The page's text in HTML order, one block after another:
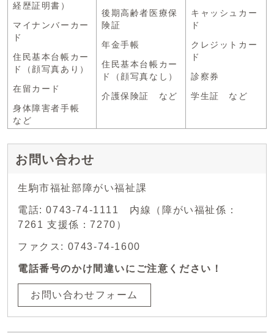
経歴証明書）
マイナンバーカー
ド
住民基本台帳カー
ド（顔写真あり）
在留カード
身体障害者手帳
など
後期高齢者医療保
険証
年金手帳
住民基本台帳カー
ド（顔写真なし）
介護保険証 など
キャッシュカー
ド
クレジットカー
ド
診察券
学生証 など
お問い合わせ
生駒市福祉部障がい福祉課
電話: 0743-74-1111 内線（障がい福祉係：
7261 支援係：7270）
ファクス: 0743-74-1600
電話番号のかけ間違いにご注意ください！
お問い合わせフォーム